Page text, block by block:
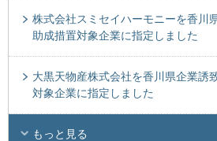
株式会社スミセイハーモニーを香川
助成措置対象企業に指定しました
大黒天物産株式会社を香川県企業誘
対象企業に指定しました
もっと見る